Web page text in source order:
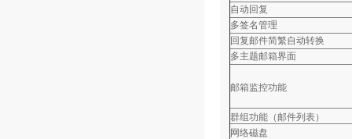
自动回复
多签名管理
回复邮件简繁自动转换
多主题邮箱界面
邮箱监控功能
群组功能（邮件列表）
网络磁盘